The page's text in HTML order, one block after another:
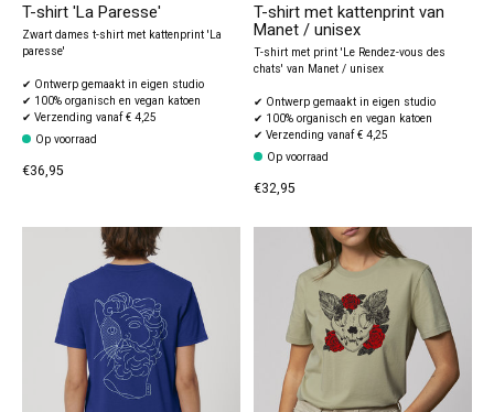
T-shirt 'La Paresse'
Zwart dames t-shirt met kattenprint 'La
paresse'
✔ Ontwerp gemaakt in eigen studio
✔ 100% organisch en vegan katoen
✔ Verzending vanaf € 4,25
Op voorraad
€36,95
T-shirt met kattenprint van
Manet / unisex
T-shirt met print 'Le Rendez-vous des
chats' van Manet / unisex
✔ Ontwerp gemaakt in eigen studio
✔ 100% organisch en vegan katoen
✔ Verzending vanaf € 4,25
Op voorraad
€32,95